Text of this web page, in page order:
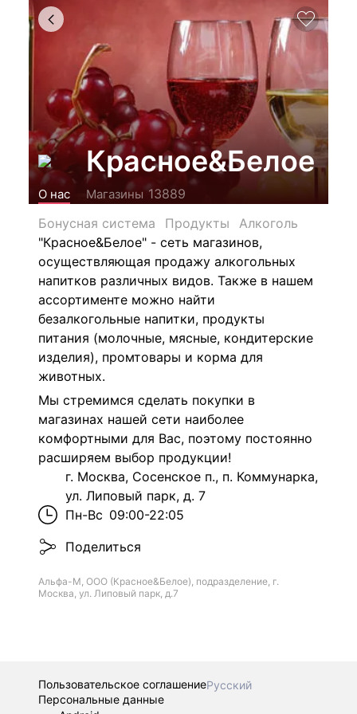
Красное&Белое
О нас Магазины 13889
Бонусная система
Продукты
Алкоголь
"Красное&Белое" - сеть магазинов,
осуществляющая продажу алкогольных
напитков различных видов. Также в нашем
ассортименте можно найти
безалкогольные напитки, продукты
питания (молочные, мясные, кондитерские
изделия), промтовары и корма для
животных.
Мы стремимся сделать покупки в
магазинах нашей сети наиболее
комфортными для Вас, поэтому постоянно
расширяем выбор продукции!
г. Москва, Сосенское п., п. Коммунарка,
ул. Липовый парк, д. 7
Пн-Вс 09:00-22:05
Поделиться
Альфа-М, ООО (Красное&Белое), подразделение, г.
Москва, ул. Липовый парк, д.7
Пользовательское соглашениеРусский
Персональные данные